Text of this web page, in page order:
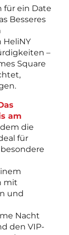
für ein Date
Besseres
HeliNY
–
Square
am
die
für
mit
und
Nacht
den VIP-